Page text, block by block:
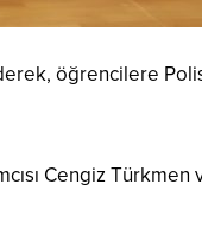
öğrencilere
Cengiz Türkmen